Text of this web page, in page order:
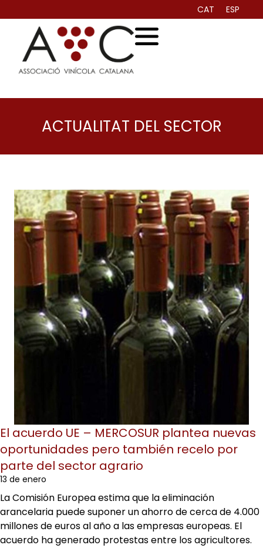
CAT ESP
ACTUALITAT DEL SECTOR
El acuerdo UE – MERCOSUR plantea nuevas
oportunidades pero también recelo por
parte del sector agrario
13 de enero
La Comisión Europea estima que la eliminación
arancelaria puede suponer un ahorro de cerca de 4.000
millones de euros al año a las empresas europeas. El
acuerdo ha generado protestas entre los agricultores.